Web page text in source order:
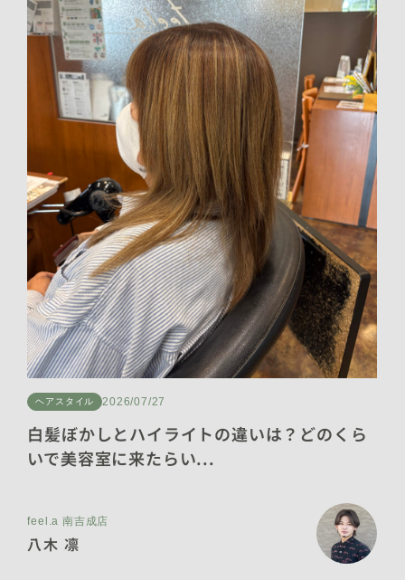
2025年12月 [7]
2025年11月 [12]
2025年10月 [16]
2025年9月 [15]
2025年8月 [13]
2025年7月 [19]
2025年6月 [16]
2025年5月 [9]
2025年4月 [3]
2025年3月 [9]
2025年1月 [11]
ヘアスタイル 2026/07/27
白髪ぼかしとハイライトの違いは？どのくら
いで美容室に来たらい...
feel.a 南吉成店
八木 凛